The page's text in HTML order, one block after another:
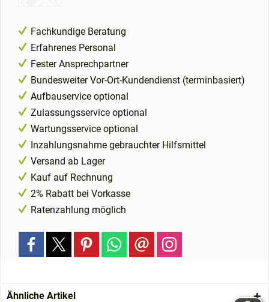
Fachkundige Beratung
Erfahrenes Personal
Fester Ansprechpartner
Bundesweiter Vor-Ort-Kundendienst (terminbasiert)
Aufbauservice optional
Zulassungsservice optional
Wartungsservice optional
Inzahlungsnahme gebrauchter Hilfsmittel
Versand ab Lager
Kauf auf Rechnung
2% Rabatt bei Vorkasse
Ratenzahlung möglich
Ähnliche Artikel